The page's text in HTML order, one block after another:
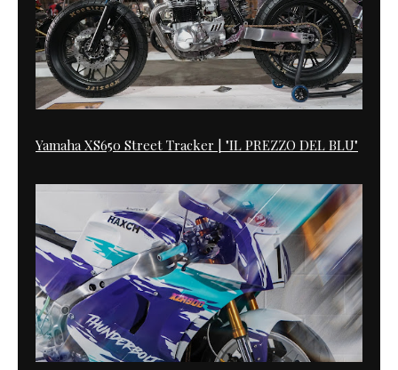
Yamaha XS650 Street Tracker | "IL PREZZO DEL BLU"